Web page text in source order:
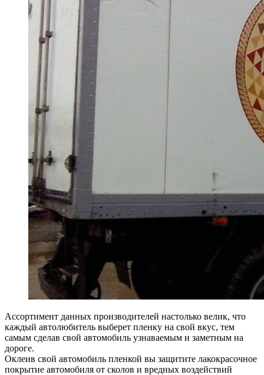
Ассортимент данных производителей настолько велик, что
каждый автолюбитель выберет пленку на свой вкус, тем
самым сделав свой автомобиль узнаваемым и заметным на
дороге.
Оклеив свой автомобиль пленкой вы защитите лакокрасочное
покрытие автомобиля от сколов и вредных воздействий